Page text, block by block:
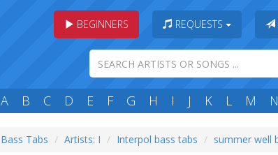
BEGINNERS REQUESTS
A B C D E F G H I J K L M N
Bass Tabs Artists: I Interpol bass tabs summer well